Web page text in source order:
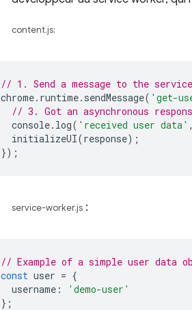
content.js:
// 1. Send a message to the
chrome. runtime. sendMessage( 'get-
// 3. Got an asynchronous
console. log( 'received user data' ,
initializeUI(response);
});
service-worker.js :
// Example of a simple user data
const user = {
username :
'demo-user'
};